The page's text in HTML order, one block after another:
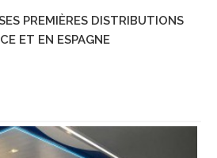
PREMIÈRES DISTRIBUTIONS
ET EN ESPAGNE